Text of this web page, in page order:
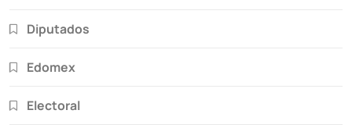
Diputados
Edomex
Electoral